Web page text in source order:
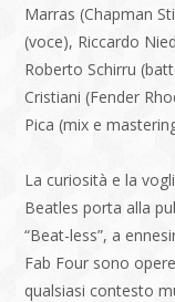
Marras (Chapman
(voce), Riccardo
Roberto Schirru
Cristiani (Fender
Pica (mix e
La curiosità e la
Beatles porta alla
“Beat-less”, a
Fab Four sono
qualsiasi contesto